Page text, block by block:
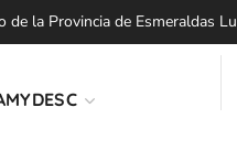
la Provincia de Esmeraldas